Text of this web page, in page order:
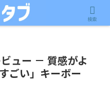
ュー － 質感がよ
ごい」キーボー
検索